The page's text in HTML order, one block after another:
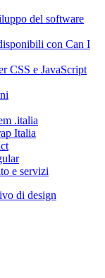
del software
con Can I
CSS e JavaScript
.italia
Italia
e servizi
di design